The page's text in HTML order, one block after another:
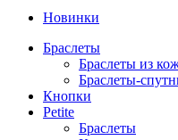
Новинки
Браслеты
Браслеты из
Браслеты-
Кнопки
Petite
Браслеты